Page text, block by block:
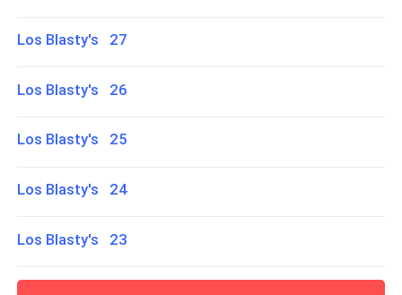
Los Blasty's 27
Los Blasty's 26
Los Blasty's 25
Los Blasty's 24
Los Blasty's 23